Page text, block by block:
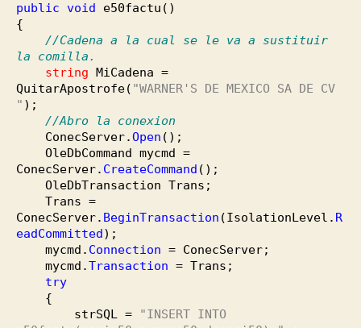
public void e50factu ( )
{
//Cadena a la cual se le va a sustituir
la comilla.
string MiCadena =
QuitarApostrofe( "WARNER'S DE MEXICO SA DE CV
" ) ;
//Abro la conexion
ConecServer.Open ( ) ;
OleDbCommand mycmd =
ConecServer. CreateCommand ( ) ;
OleDbTransaction Trans;
Trans =
ConecServer. BeginTransaction (IsolationLevel. R
eadCommitted) ;
mycmd. Connection = ConecServer;
mycmd.Transaction = Trans;
try
{
strSQL =
"INSERT INTO